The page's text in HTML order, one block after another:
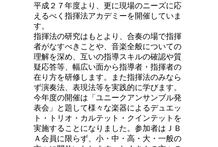
平成２７年度より、更に現場のニーズに応
えるべく指揮法アカデミーを開催していま
す。
指揮法の研究はもとより、合奏の場で指揮
者がなすべきことや、音楽全般についての
理解を深め、互いの指導スキルの確認や質
疑応答等、幅広い面から指導者・指揮者の
在り方を研修します。また指揮法のみなら
ず演奏法、表現法等を実践的に学びます。
今年度の開催は「ユニークアンサンブル発
表会」と題して様々な楽器によるデュエッ
ト・トリオ・カルテット・クインテットを
実施することになりました。参加者はＪＢ
Ａ会員に限らず、小・中・高・大・一般の